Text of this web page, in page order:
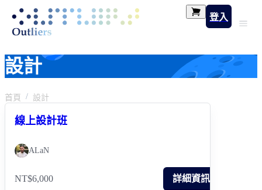
登入
設計
首頁 設計
線上設計班
ALaN
NT$6,000 詳細資訊